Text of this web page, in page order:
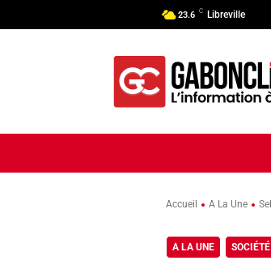
23.6 C Libreville
Accueil A La Une
A LA UNE SOCIÉTÉ